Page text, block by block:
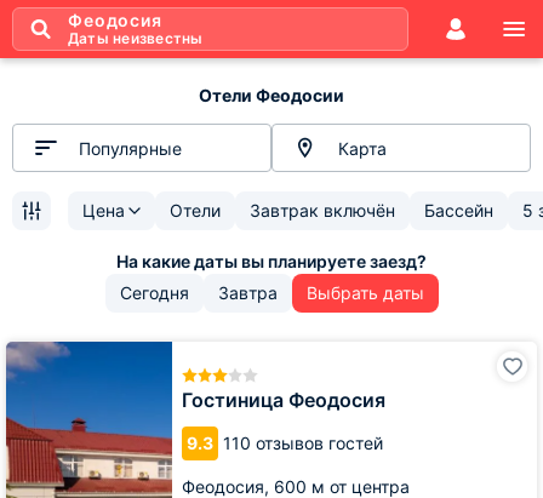
Феодосия
Даты неизвестны
Отели Феодосии
Популярные Карта
Цена Отели Завтрак включён Бассейн 5
Сегодня Завтра Выбрать даты
Гостиница Феодосия
9.3 110 отзывов гостей
Феодосия, 600 м от центра
Гостиница
Феодосия